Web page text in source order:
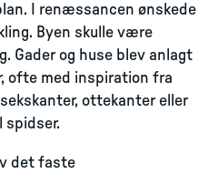
I renæssancen ønskede
Byen skulle være
Gader og huse blev anlagt
ofte med inspiration fra
ottekanter eller
spidser.
det faste